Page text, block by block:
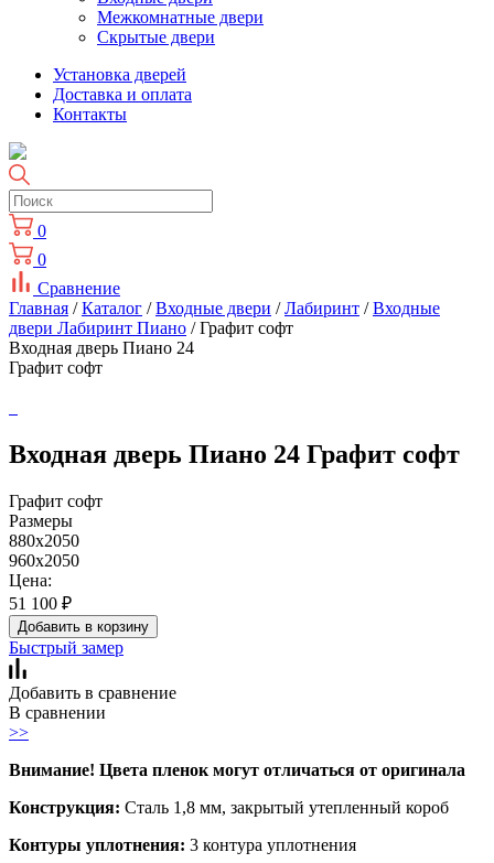
Межкомнатные двери
Скрытые двери
Установка дверей
Доставка и оплата
Контакты
0
0
Сравнение
Главная /Каталог /Входные двери /Лабиринт /Входные
двери Лабиринт Пиано / Графит софт
Входная дверь Пиано 24
Графит софт
Входная дверь Пиано 24 Графит софт
Графит софт
Размеры
880х2050
960х2050
Цена:
51 100 ₽
Добавить в корзину
Быстрый замер
Добавить в сравнение
В сравнении
>>
Внимание! Цвета пленок могут отличаться от оригинала
Конструкция: Сталь 1,8 мм, закрытый утепленный короб
Контуры уплотнения: 3 контура уплотнения